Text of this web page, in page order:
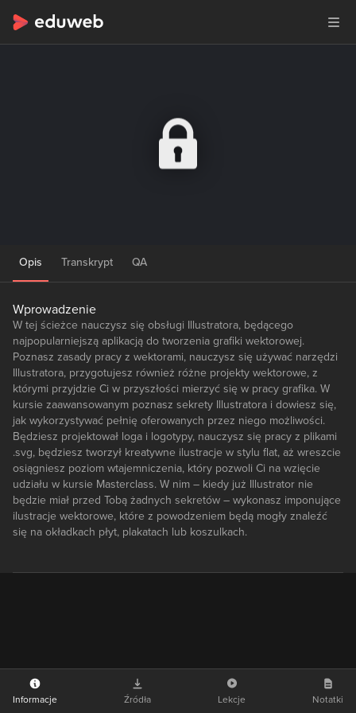
Opis Transkrypt QA
Wprowadzenie
W tej ścieżce nauczysz się obsługi Illustratora, będącego
najpopularniejszą aplikacją do tworzenia grafiki wektorowej.
Poznasz zasady pracy z wektorami, nauczysz się używać narzędzi
Illustratora, przygotujesz również różne projekty wektorowe, z
którymi przyjdzie Ci w przyszłości mierzyć się w pracy grafika. W
kursie zaawansowanym poznasz sekrety Illustratora i dowiesz się,
jak wykorzystywać pełnię oferowanych przez niego możliwości.
Będziesz projektował loga i logotypy, nauczysz się pracy z plikami
.svg, będziesz tworzył kreatywne ilustracje w stylu flat, aż wreszcie
osiągniesz poziom wtajemniczenia, który pozwoli Ci na wzięcie
udziału w kursie Masterclass. W nim – kiedy już Illustrator nie
będzie miał przed Tobą żadnych sekretów – wykonasz imponujące
ilustracje wektorowe, które z powodzeniem będą mogły znaleźć
się na okładkach płyt, plakatach lub koszulkach.
Informacje Źródła Lekcje Notatki